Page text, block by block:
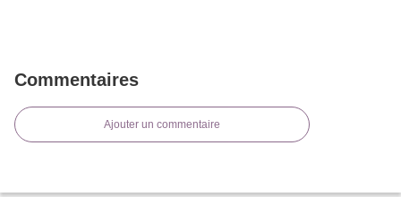
Commentaires
Ajouter un commentaire